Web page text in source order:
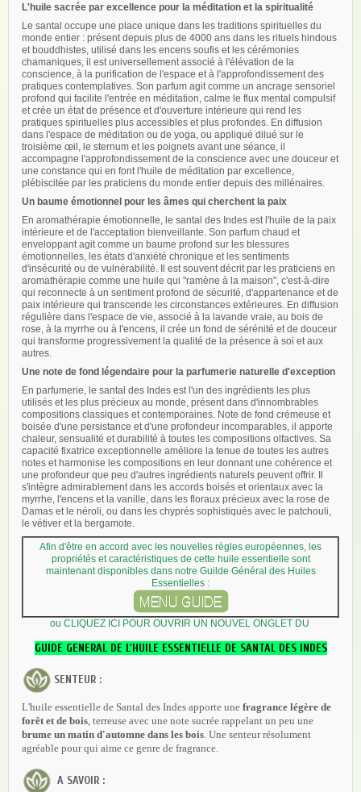
L'huile sacrée par excellence pour la méditation et la spiritualité
Le santal occupe une place unique dans les traditions spirituelles du
monde entier : présent depuis plus de 4000 ans dans les rituels hindous
et bouddhistes, utilisé dans les encens soufis et les cérémonies
chamaniques, il est universellement associé à l'élévation de la
conscience, à la purification de l'espace et à l'approfondissement des
pratiques contemplatives. Son parfum agit comme un ancrage sensoriel
profond qui facilite l'entrée en méditation, calme le flux mental compulsif
et crée un état de présence et d'ouverture intérieure qui rend les
pratiques spirituelles plus accessibles et plus profondes. En diffusion
dans l'espace de méditation ou de yoga, ou appliqué dilué sur le
troisième œil, le sternum et les poignets avant une séance, il
accompagne l'approfondissement de la conscience avec une douceur et
une constance qui en font l'huile de méditation par excellence,
plébiscitée par les praticiens du monde entier depuis des millénaires.
Un baume émotionnel pour les âmes qui cherchent la paix
En aromathérapie émotionnelle, le santal des Indes est l'huile de la paix
intérieure et de l'acceptation bienveillante. Son parfum chaud et
enveloppant agit comme un baume profond sur les blessures
émotionnelles, les états d'anxiété chronique et les sentiments
d'insécurité ou de vulnérabilité. Il est souvent décrit par les praticiens en
aromathérapie comme une huile qui "ramène à la maison", c'est-à-dire
qui reconnecte à un sentiment profond de sécurité, d'appartenance et de
paix intérieure qui transcende les circonstances extérieures. En diffusion
régulière dans l'espace de vie, associé à la lavande vraie, au bois de
rose, à la myrrhe ou à l'encens, il crée un fond de sérénité et de douceur
qui transforme progressivement la qualité de la présence à soi et aux
autres.
Une note de fond légendaire pour la parfumerie naturelle d'exception
En parfumerie, le santal des Indes est l'un des ingrédients les plus
utilisés et les plus précieux au monde, présent dans d'innombrables
compositions classiques et contemporaines. Note de fond crémeuse et
boisée d'une persistance et d'une profondeur incomparables, il apporte
chaleur, sensualité et durabilité à toutes les compositions olfactives. Sa
capacité fixatrice exceptionnelle améliore la tenue de toutes les autres
notes et harmonise les compositions en leur donnant une cohérence et
une profondeur que peu d'autres ingrédients naturels peuvent offrir. Il
s'intègre admirablement dans les accords boisés et orientaux avec la
myrrhe, l'encens et la vanille, dans les floraux précieux avec la rose de
Damas et le néroli, ou dans les chyprés sophistiqués avec le patchouli,
le vétiver et la bergamote.
Afin d'être en accord avec les nouvelles règles européennes, les
propriétés et caractéristiques de cette huile essentielle sont
maintenant disponibles dans notre Guilde Général des Huiles
Essentielles :
ou CLIQUEZ ICI POUR OUVRIR UN NOUVEL ONGLET DU
GUIDE GENERAL DE L'HUILE ESSENTIELLE DE SANTAL DES INDES
SENTEUR :
L'huile essentielle de Santal des Indes apporte une fragrance légère de
forêt et de bois, terreuse avec une note sucrée rappelant un peu une
brume un matin d'automne dans les bois. Une senteur résolument
agréable pour qui aime ce genre de fragrance.
A SAVOIR :